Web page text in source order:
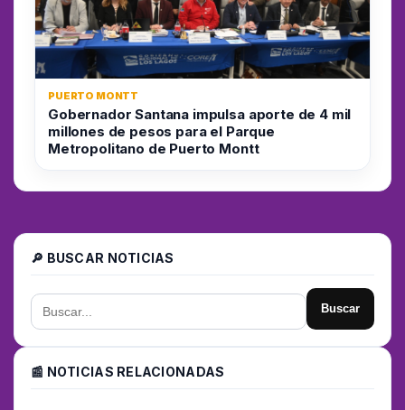
PUERTO MONTT
Gobernador Santana impulsa aporte de 4 mil
millones de pesos para el Parque
Metropolitano de Puerto Montt
🔎 BUSCAR NOTICIAS
Buscar
📰 NOTICIAS RELACIONADAS